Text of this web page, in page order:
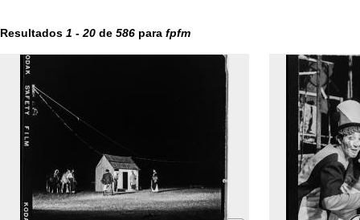
Resultados 1 - 20 de 586 para fpfm